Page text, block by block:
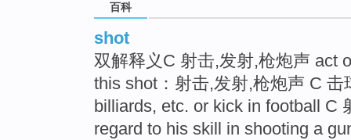
百科
shot
双解释义C 射击,发射,枪炮声 act
this shot：射击,发射,枪炮声 C
billiards, etc. or kick in football C
regard to his skill in shooting a